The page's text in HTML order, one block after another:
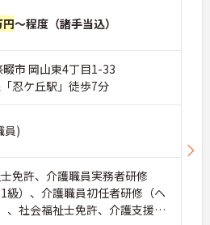
～程度（諸手当込）
市 岡山東4丁目1-33
忍ケ丘駅」徒歩7分
員)
免許、介護職員実務者研修
1級）、介護職員初任者研修（ヘ
、社会福祉士免許、介護支援専